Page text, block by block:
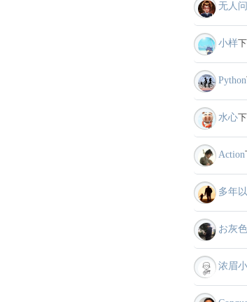
无人
小样
Python
水心
Action
多年
お灰
浓眉